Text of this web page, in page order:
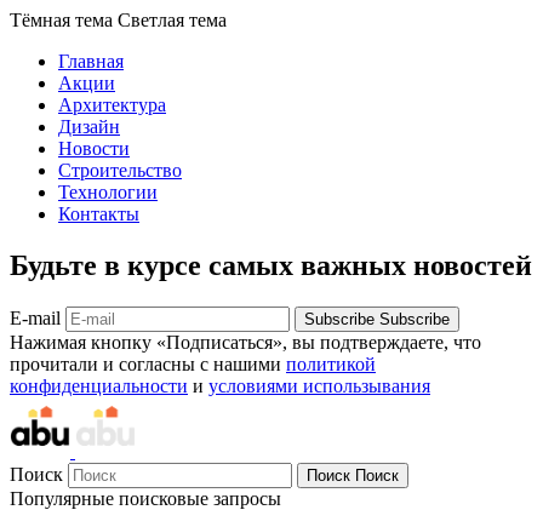
Тёмная тема Светлая тема
Главная
Акции
Архитектура
Дизайн
Новости
Строительство
Технологии
Контакты
Будьте в курсе самых важных новостей
E-mail Subscribe Subscribe
Нажимая кнопку «Подписаться», вы подтверждаете, что
прочитали и согласны с нашими политикой
конфиденциальности и условиями использывания
Поиск Поиск Поиск
Популярные поисковые запросы